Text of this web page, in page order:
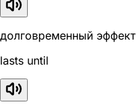
долговременный эффект
lasts until